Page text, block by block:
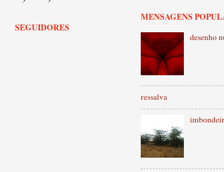
MENSAGENS
desenho
ressalva
SEGUIDORES